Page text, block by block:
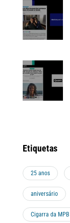
Etiquetas
25 anos
aniversário
Cigarra da MPB